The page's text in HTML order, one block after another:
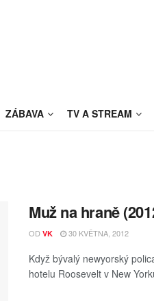
ZÁBAVA TV A STREAM
Muž na hraně
OD VK 30 KVĚTNA, 2012
Když bývalý newyorský
hotelu Roosevelt v New